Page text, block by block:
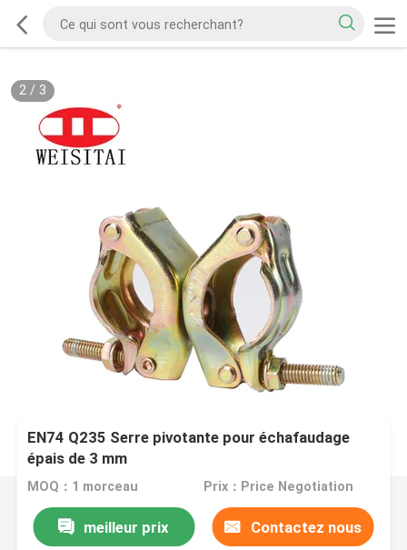
2/ 3
EN74 Q235 Serre pivotante pour échafaudage
épais de 3 mm
MOQ：1 morceau Prix：Price Negotiation
meilleur prix Contactez nous